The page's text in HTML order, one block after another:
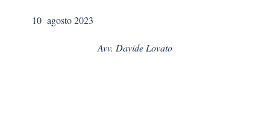
10 agosto 2023
Avv. Davide Lovato